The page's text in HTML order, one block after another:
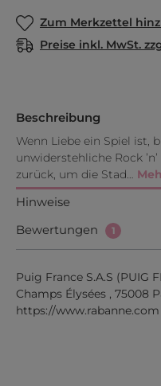
Zum Merkzettel
Preise inkl. MwSt.
Beschreibung
Wenn Liebe ein Spiel ist,
unwiderstehliche Rock
zurück, um die Stad…
Hinweise
Bewertungen
1
Puig France S.A.S (PUIG
Champs Élysées , 75008
https://www.rabanne.com